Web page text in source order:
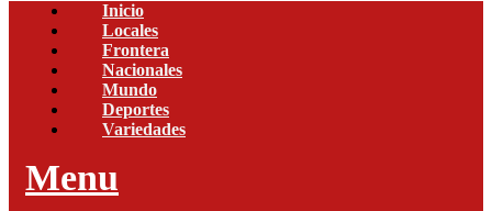
Inicio
Locales
Frontera
Nacionales
Mundo
Deportes
Variedades
Menu